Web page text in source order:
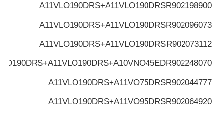
R902198900
A11VLO190DRS+A11VLO190DRS
R902096073
A11VLO190DRS+A11VLO190DRS
R902073112
A11VLO190DRS+A11VLO190DRS
R902248070
R902044777
A11VLO190DRS+A11VO75DRS
R902064920
A11VLO190DRS+A11VO95DRS